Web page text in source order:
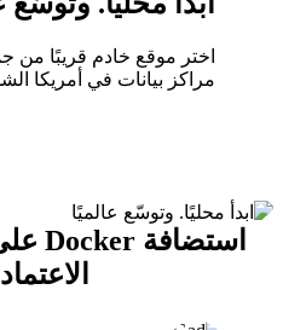
اختر موقع خادم قريبًا من
مراكز بيانات في أمريكا